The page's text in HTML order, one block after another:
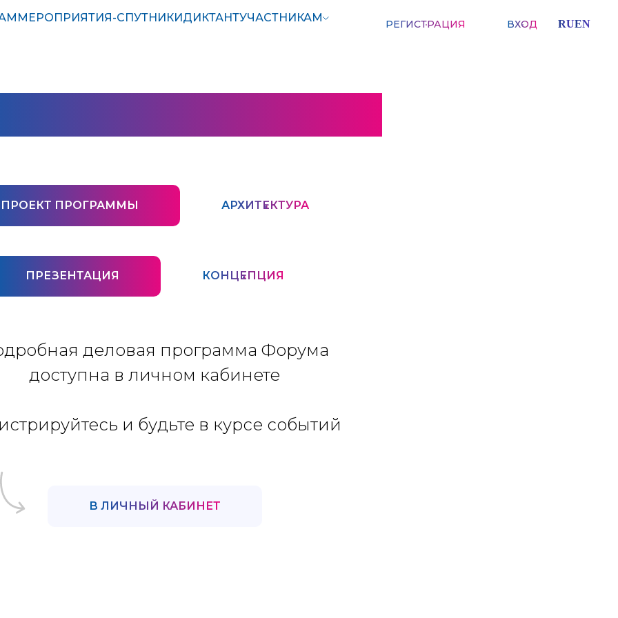
МЕРОПРИЯТИЯ-СПУТНИКИДИКТАНТУЧАСТНИКАМ
РЕГИСТРАЦИЯ ВХОД RUEN
ПРОЕКТ ПРОГРАММЫ АРХИТЕКТУРА
ПРЕЗЕНТАЦИЯ КОНЦЕПЦИЯ
деловая программа Форума
доступна в личном кабинете
и будьте в курсе событий
В ЛИЧНЫЙ КАБИНЕТ